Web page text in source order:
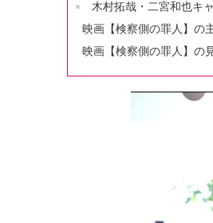
木村拓哉・二宮和也キ
映画【検察側の罪人】の
映画【検察側の罪人】の